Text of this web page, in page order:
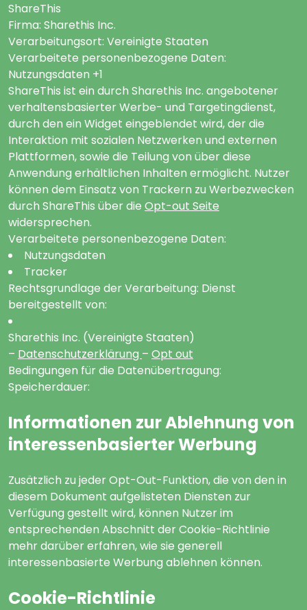
ShareThis
Firma: Sharethis Inc.
Verarbeitungsort: Vereinigte Staaten
Verarbeitete personenbezogene Daten:
Nutzungsdaten +1
ShareThis ist ein durch Sharethis Inc. angebotener
verhaltensbasierter Werbe- und Targetingdienst,
durch den ein Widget eingeblendet wird, der die
Interaktion mit sozialen Netzwerken und externen
Plattformen, sowie die Teilung von über diese
Anwendung erhältlichen Inhalten ermöglicht. Nutzer
können dem Einsatz von Trackern zu Werbezwecken
durch ShareThis über die Opt-out Seite
widersprechen.
Verarbeitete personenbezogene Daten:
Nutzungsdaten
Tracker
Rechtsgrundlage der Verarbeitung: Dienst
bereitgestellt von:
Sharethis Inc. (Vereinigte Staaten)
– Datenschutzerklärung – Opt out
Bedingungen für die Datenübertragung:
Speicherdauer:
Informationen zur Ablehnung von
interessenbasierter Werbung
Zusätzlich zu jeder Opt-Out-Funktion, die von den in
diesem Dokument aufgelisteten Diensten zur
Verfügung gestellt wird, können Nutzer im
entsprechenden Abschnitt der Cookie-Richtlinie
mehr darüber erfahren, wie sie generell
interessenbasierte Werbung ablehnen können.
Cookie-Richtlinie